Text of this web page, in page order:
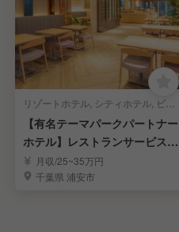
リゾートホテル, シティホテル, ビジネスホテル | 料飲部門 | レストランサービス・ホールスタッフ
【有名テーマパークパートナー
ホテル】レストランサービスス
タッフ募集！
月収/25~35万円
千葉県 浦安市